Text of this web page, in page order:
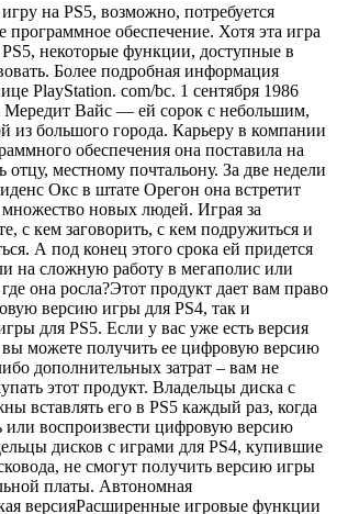
на PS5, возможно, потребуется
программное обеспечение. Хотя эта игра
некоторые функции, доступные в
Более подробная информация
PlayStation. com/bc. 1 сентября 1986
Мередит Вайс — ей сорок с небольшим,
из большого города. Карьеру в компании
обеспечения она поставила на
отцу, местному почтальону. За две недели
Окс в штате Орегон она встретит
новых людей. Играя за
с кем заговорить, с кем подружиться и
А под конец этого срока ей придется
на сложную работу в мегаполис или
она росла?Этот продукт дает вам право
версию игры для PS4, так и
для PS5. Если у вас уже есть версия
вы можете получить ее цифровую версию
дополнительных затрат – вам не
этот продукт. Владельцы диска с
вставлять его в PS5 каждый раз, когда
или воспроизвести цифровую версию
дисков с играми для PS4, купившие
не смогут получить версию игры
платы. Автономная
версияРасширенные игровые функции